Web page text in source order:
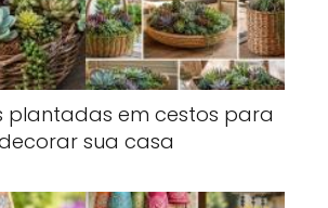
plantadas em cestos para
sua casa